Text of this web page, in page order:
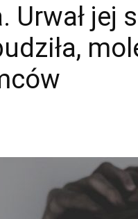
Urwał jej